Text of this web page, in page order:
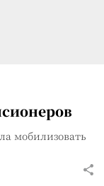
мобилизовать